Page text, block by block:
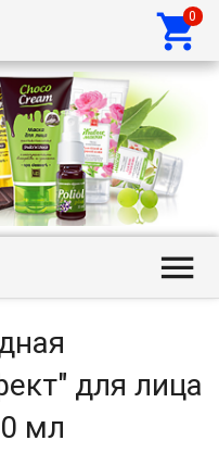


для лица
мл